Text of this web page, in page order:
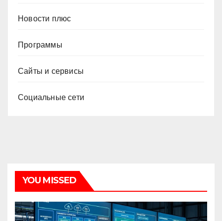
Новости плюс
Программы
Сайты и сервисы
Социальные сети
YOU MISSED